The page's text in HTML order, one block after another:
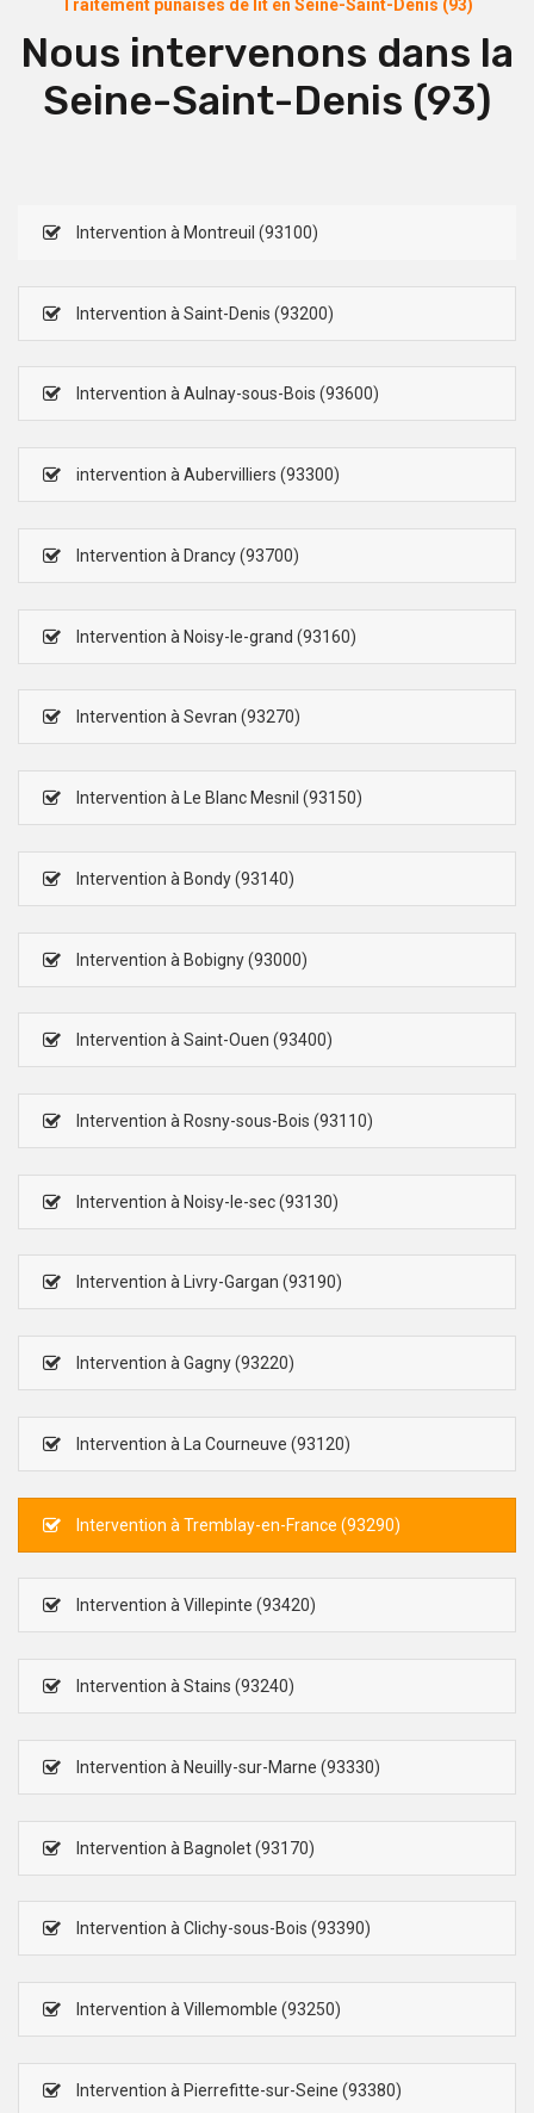
Traitement punaises de lit en Seine-Saint-Denis (93)
Nous intervenons dans la
Seine-Saint-Denis (93)
Intervention à Montreuil (93100)
Intervention à Saint-Denis (93200)
Intervention à Aulnay-sous-Bois (93600)
intervention à Aubervilliers (93300)
Intervention à Drancy (93700)
Intervention à Noisy-le-grand (93160)
Intervention à Sevran (93270)
Intervention à Le Blanc Mesnil (93150)
Intervention à Bondy (93140)
Intervention à Bobigny (93000)
Intervention à Saint-Ouen (93400)
Intervention à Rosny-sous-Bois (93110)
Intervention à Noisy-le-sec (93130)
Intervention à Livry-Gargan (93190)
Intervention à Gagny (93220)
Intervention à La Courneuve (93120)
Intervention à Tremblay-en-France (93290)
Intervention à Villepinte (93420)
Intervention à Stains (93240)
Intervention à Neuilly-sur-Marne (93330)
Intervention à Bagnolet (93170)
Intervention à Clichy-sous-Bois (93390)
Intervention à Villemomble (93250)
Intervention à Pierrefitte-sur-Seine (93380)